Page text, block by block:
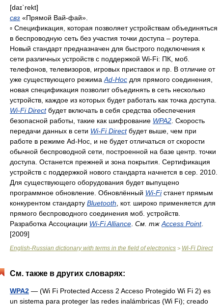
[daɪ`rekt]
свз «Прямой Вай-фай».
▫ Спецификация, которая позволяет устройствам объединяться
в беспроводную сеть без участия точки доступа – роутера.
Новый стандарт предназначен для быстрого подключения к
сети различных устройств с поддержкой Wi-Fi: ПК, моб.
телефонов, телевизоров, игровых приставок и пр. В отличие от
уже существующего режима Ad-Hoc для прямого соединения,
новая спецификация позволит объединять в сеть несколько
устройств, каждое из которых будет работать как точка доступа.
Wi-Fi Directбудет включать в себя средства обеспечения
безопасной работы, такие как шифрование WPA2 . Скорость
передачи данных в сети Wi-Fi Directбудет выше, чем при
работе в режиме Ad-Hoc, и не будет отличаться от скорости
обычной беспроводной сети, построенной на базе центр. точки
доступа. Останется прежней и зона покрытия. Сертификация
устройств с поддержкой нового стандарта начнется в сер. 2010.
Для существующего оборудования будет выпущено
программное обновление. Обновлённый Wi-Fiстанет прямым
конкурентом стандарту Bluetooth , кот. широко применяется для
прямого беспроводного соединения моб. устройств.
Разработка Ассоциации Wi-Fi Alliance См. тж Access Point.
[2009]
English-Russian dictionary with terms in the field of electronics > Wi-Fi Direct
См. также в других словарях:
WPA2 — (Wi Fi Protected Access 2 Acceso Protegido Wi Fi 2) es
un sistema para proteger las redes inalámbricas (Wi Fi); creado